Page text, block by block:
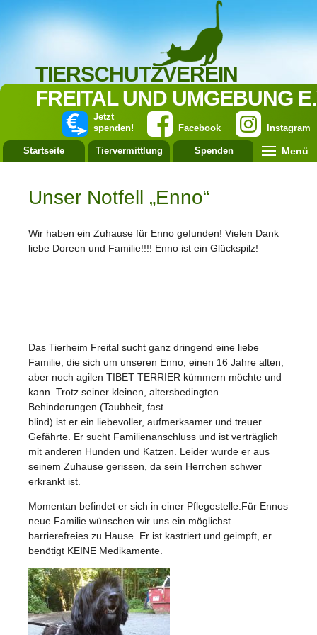
TIERSCHUTZVEREIN
FREITAL UND UMGEBUNG
Instagram
Facebook
Jetzt
spenden!
Startseite Tiervermittlung Spenden Menü
Unser Notfell „Enno“
Wir haben ein Zuhause für Enno gefunden! Vielen Dank
liebe Doreen und Familie!!!! Enno ist ein Glückspilz!
Das Tierheim Freital sucht ganz dringend eine liebe
Familie, die sich um unseren Enno, einen 16 Jahre alten,
aber noch agilen TIBET TERRIER kümmern möchte und
kann. Trotz seiner kleinen, altersbedingten
Behinderungen (Taubheit, fast
blind) ist er ein liebevoller, aufmerksamer und treuer
Gefährte. Er sucht Familienanschluss und ist verträglich
mit anderen Hunden und Katzen. Leider wurde er aus
seinem Zuhause gerissen, da sein Herrchen schwer
erkrankt ist.
Momentan befindet er sich in einer Pflegestelle.Für Ennos
neue Familie wünschen wir uns ein möglichst
barrierefreies zu Hause. Er ist kastriert und geimpft, er
benötigt KEINE Medikamente.